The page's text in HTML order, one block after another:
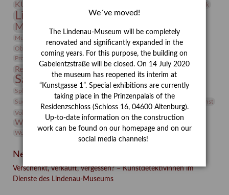
KUNSTWAND Lehmbruck
Lindenau-Museum Marstall
Museumsgeschichte Museumsnacht
Museumspädagogik Natur
Neue Remise
Objekt im Fokus
Peter Schnürpel Phelloplastik
Provenienz
Provenienzforschung
Restaurierung Ruth Wolf-Rehfeld
Sammlung Samstagszeichner
Sphinx
studio Studio Bildende Kunst
studioDIGITAL
Suermondt-Ludwig-Museum
Vermittlung
Videokunst
Volontariat
Weihnachten
Werkbetrachtung Wissenschaft
Wolf und Hund
Zirkuswoche
Neueste Beiträge
Verschenkt, verkauft, vergessen? – Kunstdetektivinnen im
Dienste des Lindenau-Museums
We´ve moved!
The Lindenau-Museum will be completely
renovated and significantly expanded in the
coming years. For this purpose, the building on
Gabelentzstraße will be closed. On 14 July 2020
the museum has reopened its interim at
“Kunstgasse 1”. Special exhibitions are currently
taking place in the Prinzenpalais of the
Residenzschloss (Schloss 16, 04600 Altenburg).
Up-to-date information on the construction
work can be found on our homepage and on our
social media channels!